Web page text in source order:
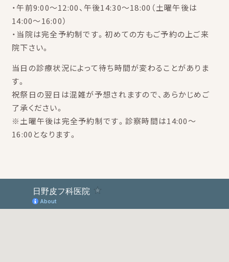
・午前9:00～12:00、午後14:30～18:00（土曜午後は
14:00～16:00）
・当院は完全予約制です。初めての方もご予約の上ご来
院下さい。
当日の診療状況によって待ち時間が変わることがありま
す。
祝祭日の翌日は混雑が予想されますので、あらかじめご
了承ください。
※土曜午後は完全予約制です。診察時間は14:00～
16:00となります。